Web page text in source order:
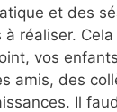
et des
à réaliser.
vos
amis, des
Il